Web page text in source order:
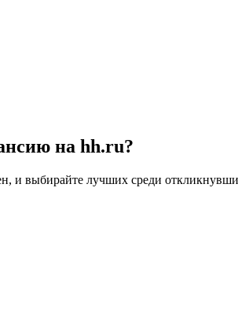
на hh.ru?
и выбирайте лучших среди